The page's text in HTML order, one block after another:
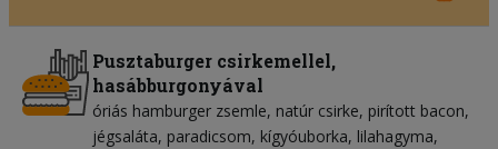
Pusztaburger csirkemellel,
hasábburgonyával
óriás hamburger zsemle natúr csirke pirított bacon
jégsaláta paradicsom kígyóuborka lilahagyma